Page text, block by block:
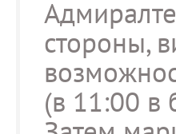
стороны,
(в 11:00 в